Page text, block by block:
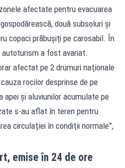
afectate pentru evacuarea
două subsoluri și
copaci prăbușiți pe carosabil. În
autoturism a fost avariat.
afectat pe 2 drumuri naţionale
rocilor desprinse de pe
apei şi aluviunilor acumulate pe
s-au aflat în teren pentru
circulaţiei în condiţii normale”,
emise în 24 de ore